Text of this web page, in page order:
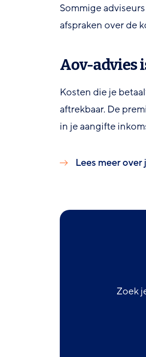
Sommige
afspraken over de
Aov-advies
Kosten die je
aftrekbaar. De
in je aangifte
Lees meer
Zoek